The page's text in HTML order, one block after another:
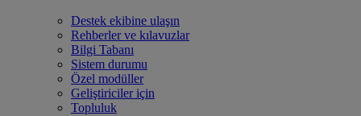
Destek ekibine ulaşın
Rehberler ve kılavuzlar
Bilgi Tabanı
Sistem durumu
Özel modüller
Geliştiriciler için
Topluluk